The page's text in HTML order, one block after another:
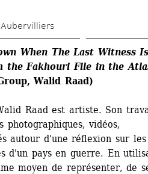
When The Last Witness
the Fakhouri File in the
Walid Raad)
Raad est artiste. Son
photographiques, vidéos,
autour d'une réflexion sur les
d'un pays en guerre. En
moyen de représenter, de